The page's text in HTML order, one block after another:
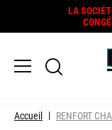
LA
Accueil RENFORT